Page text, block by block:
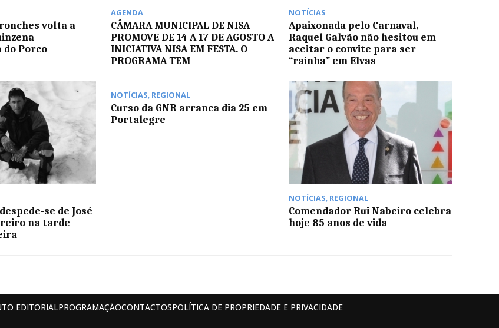
volta a
do Porco
AGENDA
CÂMARA MUNICIPAL DE NISA
PROMOVE DE 14 A 17 DE AGOSTO A
INICIATIVA NISA EM FESTA. O
PROGRAMA TEM
NOTÍCIAS
Apaixonada pelo Carnaval,
Raquel Galvão não hesitou em
aceitar o convite para ser
“rainha” em Elvas
se de José
na tarde
NOTÍCIAS, REGIONAL
Curso da GNR arranca dia 25 em
Portalegre
NOTÍCIAS, REGIONAL
Comendador Rui Nabeiro celebra
hoje 85 anos de vida
EDITORIALPROGRAMAÇÃOCONTACTOSPOLÍTICA DE PROPRIEDADE E PRIVACIDADE